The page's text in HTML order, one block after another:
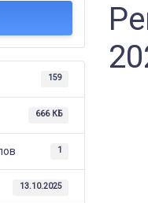
159
666 КБ
1
13.10.2025